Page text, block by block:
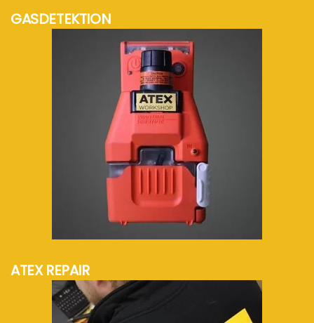
GASDETEKTION
mehr Info...
ATEX REPAIR